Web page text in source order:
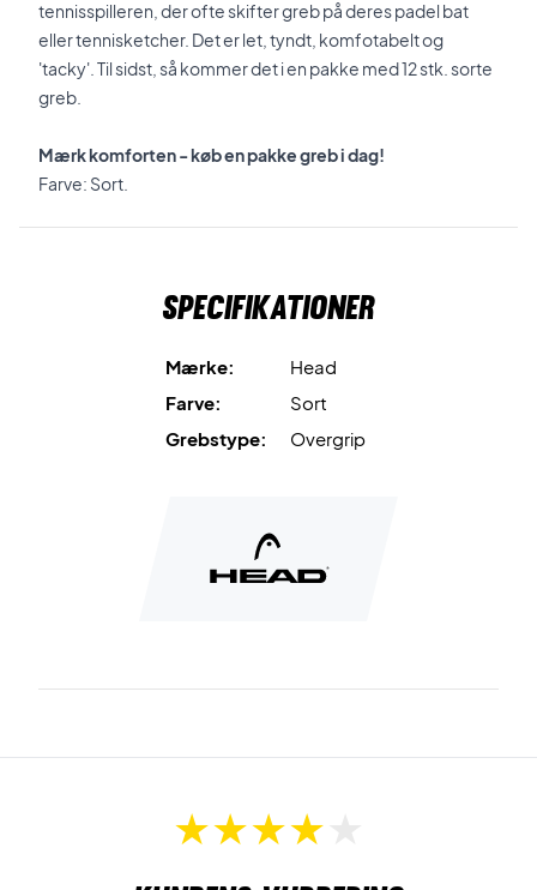
tennisspilleren, der ofte skifter greb på deres padel bat
eller tennisketcher. Det er let, tyndt, komfotabelt og
'tacky'. Til sidst, så kommer det i en pakke med 12 stk. sorte
greb.
Mærk komforten - køb en pakke greb i dag!
Farve: Sort.
Specifikationer
Mærke:
Head
Farve:
Sort
Grebstype:
Overgrip